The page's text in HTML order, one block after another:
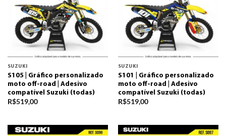
SUZUKI
S105 | Gráfico personalizado
moto off-road | Adesivo
compatível Suzuki (todas)
R$519,00
SUZUKI
S101 | Gráfico personalizado
moto off-road | Adesivo
compatível Suzuki (todas)
R$519,00